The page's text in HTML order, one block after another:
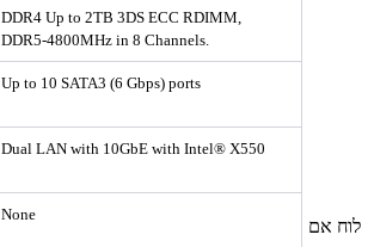
לוח אם
DDR4 Up to 2TB 3DS ECC RDIMM,
DDR5-4800MHz in 8 Channels.
Up to 10 SATA3 (6 Gbps) ports
Dual LAN with 10GbE with Intel® X550
None